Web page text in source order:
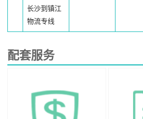
长沙到镇江
物流专线
配套服务